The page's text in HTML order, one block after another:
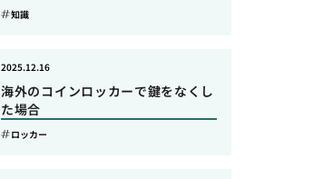
知識
海外のコインロッカーで鍵をなくし
た場合
2025.12.16
ロッカー